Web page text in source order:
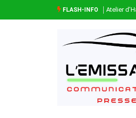
FLASH-INFO Atelier